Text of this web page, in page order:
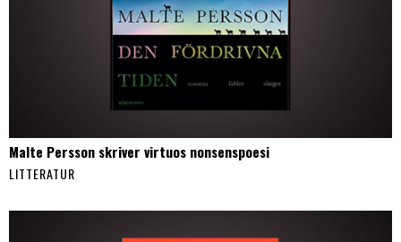
Malte Persson skriver virtuos nonsenspoesi
LITTERATUR